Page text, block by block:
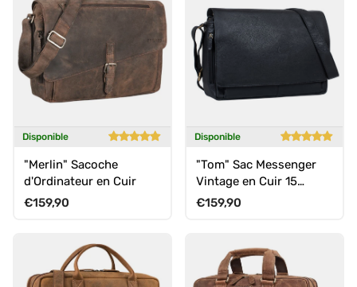
Disponible
"Merlin" Sacoche
d'Ordinateur en Cuir
Prix habituel
€159,90
Disponible
"Tom" Sac Messenger
Vintage en Cuir 15
Pouces
Prix habituel
€159,90